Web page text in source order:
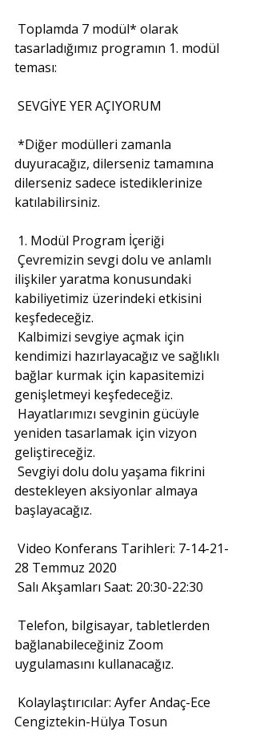
Toplamda 7 modül* olarak
tasarladığımız programın 1. modül
teması:
SEVGİYE YER AÇIYORUM
*Diğer modülleri zamanla
duyuracağız, dilerseniz tamamına
dilerseniz sadece istediklerinize
katılabilirsiniz.
1. Modül Program İçeriği
Çevremizin sevgi dolu ve anlamlı
ilişkiler yaratma konusundaki
kabiliyetimiz üzerindeki etkisini
keşfedeceğiz.
Kalbimizi sevgiye açmak için
kendimizi hazırlayacağız ve sağlıklı
bağlar kurmak için kapasitemizi
genişletmeyi keşfedeceğiz.
Hayatlarımızı sevginin gücüyle
yeniden tasarlamak için vizyon
geliştireceğiz.
Sevgiyi dolu dolu yaşama fikrini
destekleyen aksiyonlar almaya
başlayacağız.
Video Konferans Tarihleri: 7-14-21-
28 Temmuz 2020
Salı Akşamları Saat: 20:30-22:30
Telefon, bilgisayar, tabletlerden
bağlanabileceğiniz Zoom
uygulamasını kullanacağız.
Kolaylaştırıcılar: Ayfer Andaç-Ece
Cengiztekin-Hülya Tosun